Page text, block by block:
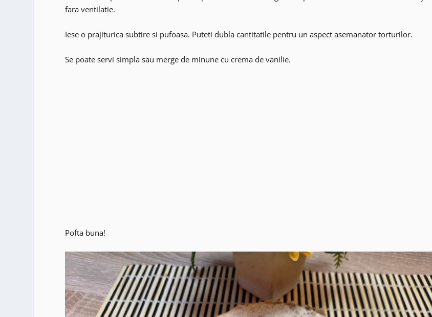
fara ventilatie.
Iese o prajiturica subtire si pufoasa. Puteti dubla cantitatile pentru un aspect asemanator torturilor.
Se poate servi simpla sau merge de minune cu crema de vanilie.
Pofta buna!